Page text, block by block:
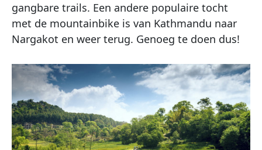
gangbare trails. Een andere populaire tocht
met de mountainbike is van Kathmandu naar
Nargakot en weer terug. Genoeg te doen dus!